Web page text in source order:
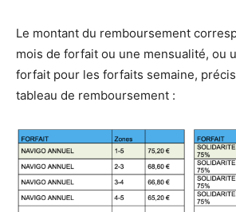
Le montant du remboursement
mois de forfait ou une mensualité, ou
forfait pour les forfaits semaine,
tableau de remboursement :